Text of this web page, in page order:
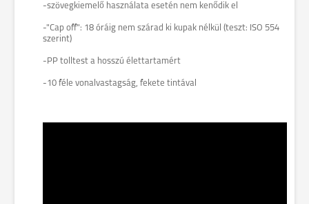
-szövegkiemelő használata esetén nem kenődik el
-"Cap off": 18 óráig nem szárad ki kupak nélkül (teszt: ISO 554
szerint)
-PP tolltest a hosszú élettartamért
-10 féle vonalvastagság, fekete tintával